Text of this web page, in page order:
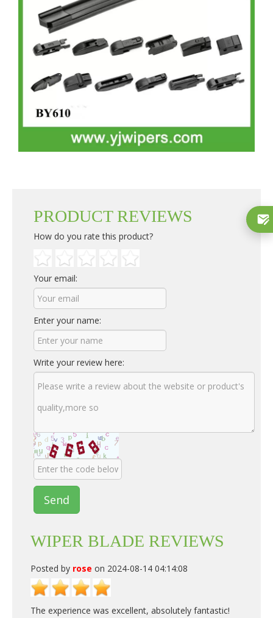
WIPER BLADE REVIEWS
Posted by rose on 2024-08-14 04:14:08
The experience was excellent, absolutely fantastic!
PRODUCT REVIEWS
How do you rate this product?
Your email:
Enter your name:
Write your review here:
Send